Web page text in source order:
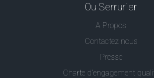
Ou Serrurier
A Propos
Contactez nous
Presse
Charte d’engagement